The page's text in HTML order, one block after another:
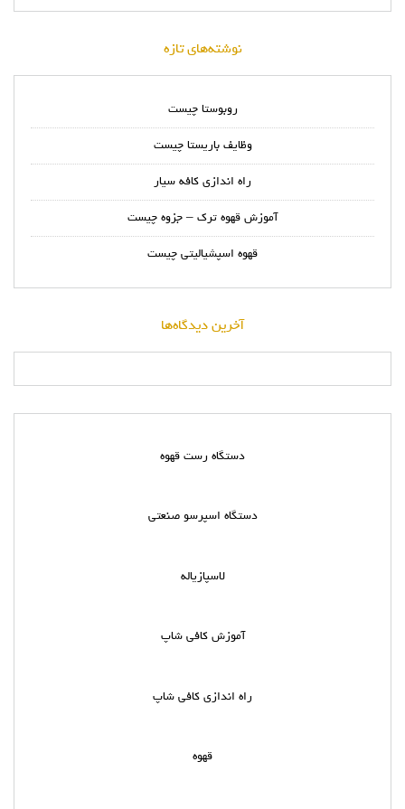
نوشته‌های تازه
روبوستا چیست
وظایف باریستا چیست
راه اندازی کافه سیار
آموزش قهوه ترک – جزوه چیست
قهوه اسپشیالیتی چیست
آخرین دیدگاه‌ها
دستگاه رست قهوه
دستگاه اسپرسو صنعتی
لاسپازیاله
آموزش کافی شاپ
راه اندازی کافی شاپ
قهوه